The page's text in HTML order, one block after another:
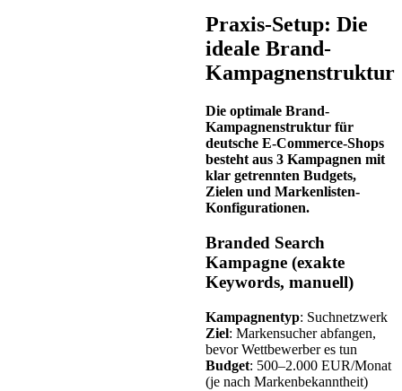
Praxis-Setup: Die
ideale Brand-
Kampagnenstruktur
Die optimale Brand-
Kampagnenstruktur für
deutsche E-Commerce-Shops
besteht aus 3 Kampagnen mit
klar getrennten Budgets,
Zielen und Markenlisten-
Konfigurationen.
Branded Search
Kampagne (exakte
Keywords, manuell)
Kampagnentyp: Suchnetzwerk
Ziel: Markensucher abfangen,
bevor Wettbewerber es tun
Budget: 500–2.000 EUR/Monat
(je nach Markenbekanntheit)